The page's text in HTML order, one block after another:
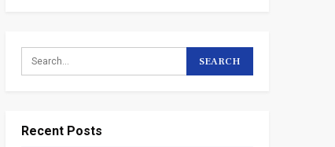
Recent Posts